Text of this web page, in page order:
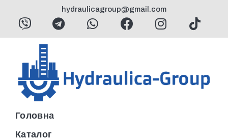
hydraulicagroup@gmail.com
Головна
Каталог